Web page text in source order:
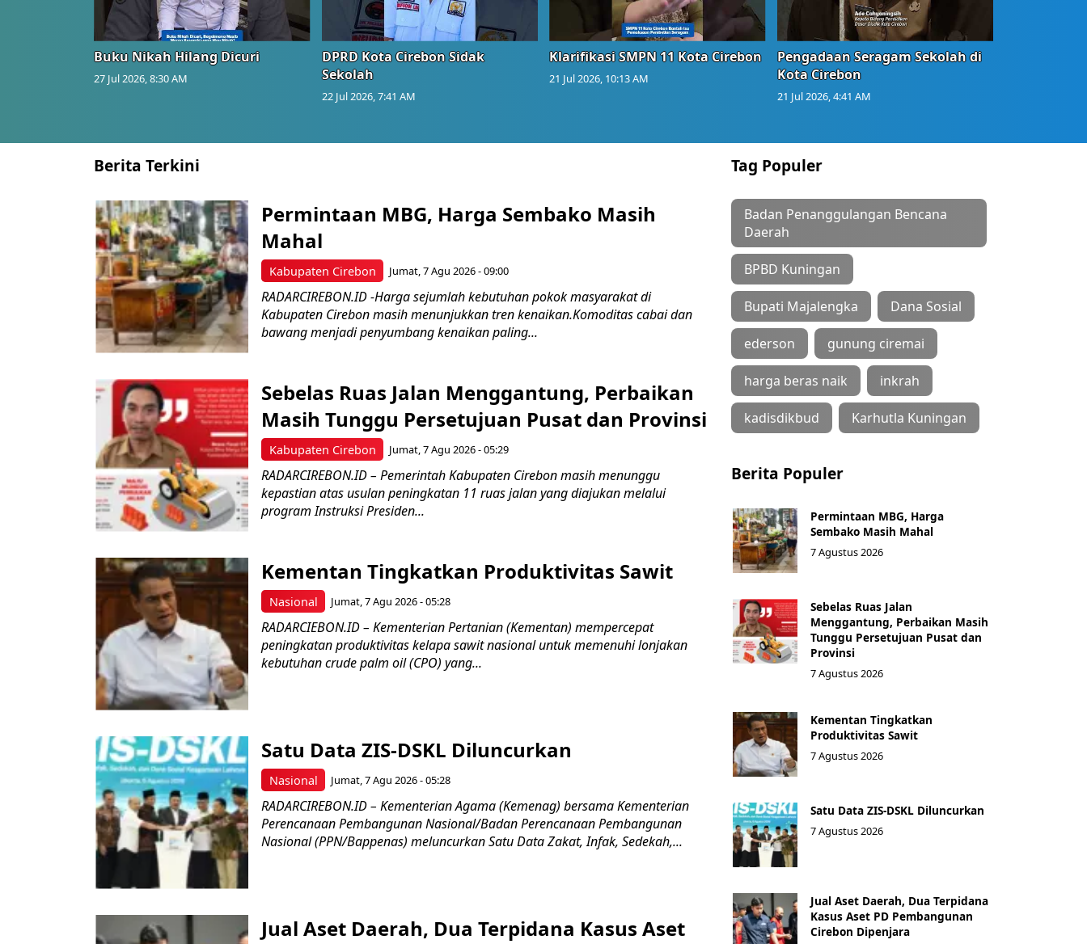
Buku Nikah Hilang Dicuri
27 Jul 2026, 8:30 AM
DPRD Kota Cirebon Sidak
Sekolah
22 Jul 2026, 7:41 AM
Klarifikasi SMPN 11 Kota Cirebon
21 Jul 2026, 10:13 AM
Pengadaan Seragam Sekolah di
Kota Cirebon
21 Jul 2026, 4:41 AM
Berita Terkini
Kabupaten Cirebon
Permintaan MBG, Harga Sembako Masih
Mahal
Jumat, 7 Agu 2026 - 09:00
RADARCIREBON.ID -Harga sejumlah kebutuhan pokok masyarakat di
Kabupaten Cirebon masih menunjukkan tren kenaikan.Komoditas cabai dan
bawang menjadi penyumbang kenaikan paling...
Kabupaten Cirebon
Sebelas Ruas Jalan Menggantung, Perbaikan
Masih Tunggu Persetujuan Pusat dan Provinsi
Jumat, 7 Agu 2026 - 05:29
RADARCIREBON.ID – Pemerintah Kabupaten Cirebon masih menunggu
kepastian atas usulan peningkatan 11 ruas jalan yang diajukan melalui
program Instruksi Presiden...
Nasional
Kementan Tingkatkan Produktivitas Sawit
Jumat, 7 Agu 2026 - 05:28
RADARCIEBON.ID – Kementerian Pertanian (Kementan) mempercepat
peningkatan produktivitas kelapa sawit nasional untuk memenuhi lonjakan
kebutuhan crude palm oil (CPO) yang...
Nasional
Satu Data ZIS-DSKL Diluncurkan
Jumat, 7 Agu 2026 - 05:28
RADARCIREBON.ID – Kementerian Agama (Kemenag) bersama Kementerian
Perencanaan Pembangunan Nasional/Badan Perencanaan Pembangunan
Nasional (PPN/Bappenas) meluncurkan Satu Data Zakat, Infak, Sedekah,...
Jual Aset Daerah, Dua Terpidana Kasus Aset
Tag Populer
Badan Penanggulangan Bencana
Daerah
BPBD Kuningan
Bupati Majalengka Dana Sosial
ederson gunung ciremai
harga beras naik inkrah
kadisdikbud Karhutla Kuningan
Berita Populer
Permintaan MBG, Harga
Sembako Masih Mahal
7 Agustus 2026
Sebelas Ruas Jalan
Menggantung, Perbaikan Masih
Tunggu Persetujuan Pusat dan
Provinsi
7 Agustus 2026
Kementan Tingkatkan
Produktivitas Sawit
7 Agustus 2026
Satu Data ZIS-DSKL Diluncurkan
7 Agustus 2026
Jual Aset Daerah, Dua Terpidana
Kasus Aset PD Pembangunan
Cirebon Dipenjara